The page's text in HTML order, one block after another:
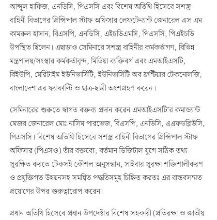
আব্দুল হাফিজ, এনডিসি, পিএসসি এবং বিশেষ অতিথি হিসেবে সশস্ত্র
বাহিনী বিভাগের প্রিন্সিপাল স্টাফ অফিসার লেফটেন্যান্ট জেনারেল এস এম
কামরুল হাসান, বিএসপি, এনডিসি, এইচডিএমসি, পিএসসি, পিএইচডি
উপস্থিত ছিলেন। এছাড়াও সেমিনারে সশস্ত্র বাহিনীর কর্মকর্তাগণ, বিভিন্ন
মন্ত্রণালয়/সংস্থার কর্মকর্তাবৃন্দ, মিডিয়া ব্যক্তিবর্গ এবং এমআইএসটি,
বিইউপি, মেরিটাইম ইউনিভার্সিটি, ইউনিভার্সিটি অব ফ্রন্টিয়ার টেকনোলজি,
বাংলাদেশ এর ফ্যাকাল্টি ও ছাত্র-ছাত্রী অংশগ্রহণ করেন।
সেমিনারের শুরুতে স্বাগত বক্তব্য প্রদান করেন এমআইএসটি’র কমান্ড্যান্ট
মেজর জেনারেল মোঃ নাসিম পারভেজ, বিএসপি, এনডিসি, এএফডব্লিউসি,
পিএসসি। বিশেষ অতিথি হিসেবে সশস্ত্র বাহিনী বিভাগের প্রিন্সিপাল স্টাফ
অফিসার (পিএসও) তাঁর বক্তব্যে, বর্তমান ডিজিটাল যুগে সঠিক তথ্য
সুরক্ষিত করতে টেকসই কৌশল অনুসন্ধান, সাইবার সুরক্ষা শক্তিশালীকরণ
ও প্রযুক্তিগত উন্নয়নসহ সমন্বিত পদ্ধতিসমূহ চিহ্নিত করতঃ এর বাস্তবসম্মত
প্রয়োগের উপর গুরুত্বারোপ করেন।
প্রধান অতিথি হিসেবে প্রধান উপদেষ্টার বিশেষ সহকারী (প্রতিরক্ষা ও জাতীয়